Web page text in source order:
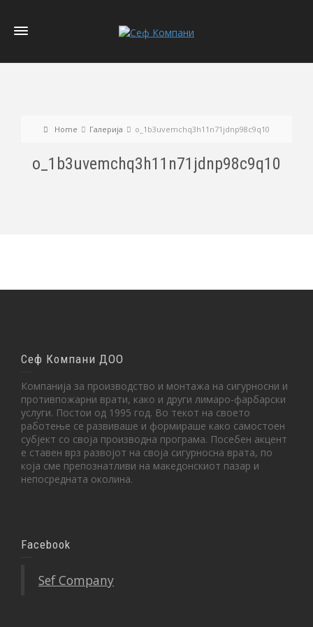
Home Галерија o_1b3uvemchq3h11n71jdnp98c9q10
o_1b3uvemchq3h11n71jdnp98c9q10
Сеф Компани ДОО
Компанија за производство и монтажа на сигурносни и
противпожарни врати, како и други лимаро-фарбарски
услуги. Постои од 1995 год. Во текот на своето
работење се развиваше и формираше како самостоен
субјект со своја производна програма. Посебен акцент
е ставен врз развојот на своја сигурносна врата, по
која сме препознатливи на македонскиот пазар и
непосредната околина.
Facebook
Sef Company